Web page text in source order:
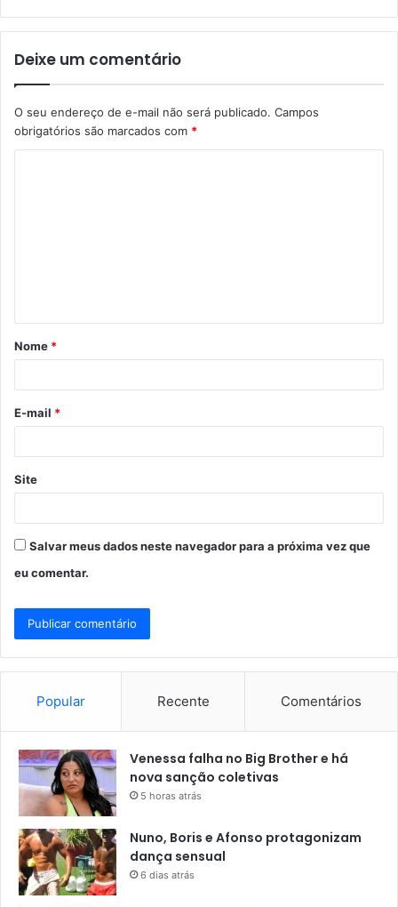
Deixe um comentário
O seu endereço de e-mail não será publicado. Campos
obrigatórios são marcados com *
á
r
*
Nome *
E-mail *
Site
Salvar meus dados neste navegador para a próxima vez que
eu comentar.
Popular Recente Comentários
Venessa falha no Big Brother e há
nova sanção coletivas
5 horas atrás
Nuno, Boris e Afonso protagonizam
dança sensual
6 dias atrás